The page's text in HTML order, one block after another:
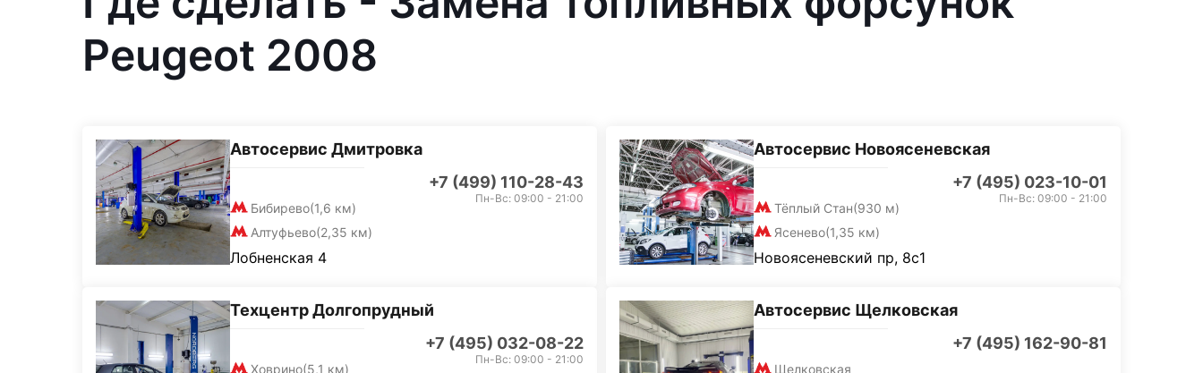
Peugeot 2008
Автосервис Дмитровка
+7 (499) 110-28-43
Бибирево(1,6 км)
Алтуфьево(2,35 км)
Пн-Вс: 09:00 - 21:00
Лобненская 4
Автосервис Новоясеневская
+7 (495) 023-10-01
Тёплый Стан(930 м)
Ясенево(1,35 км)
Пн-Вс: 09:00 - 21:00
Новоясеневский пр, 8с1
Техцентр Долгопрудный
+7 (495) 032-08-22
Ховрино(5,1 км)
Пн-Вс: 09:00 - 21:00
Автосервис Щелковская
+7 (495) 162-90-81
Щелковская